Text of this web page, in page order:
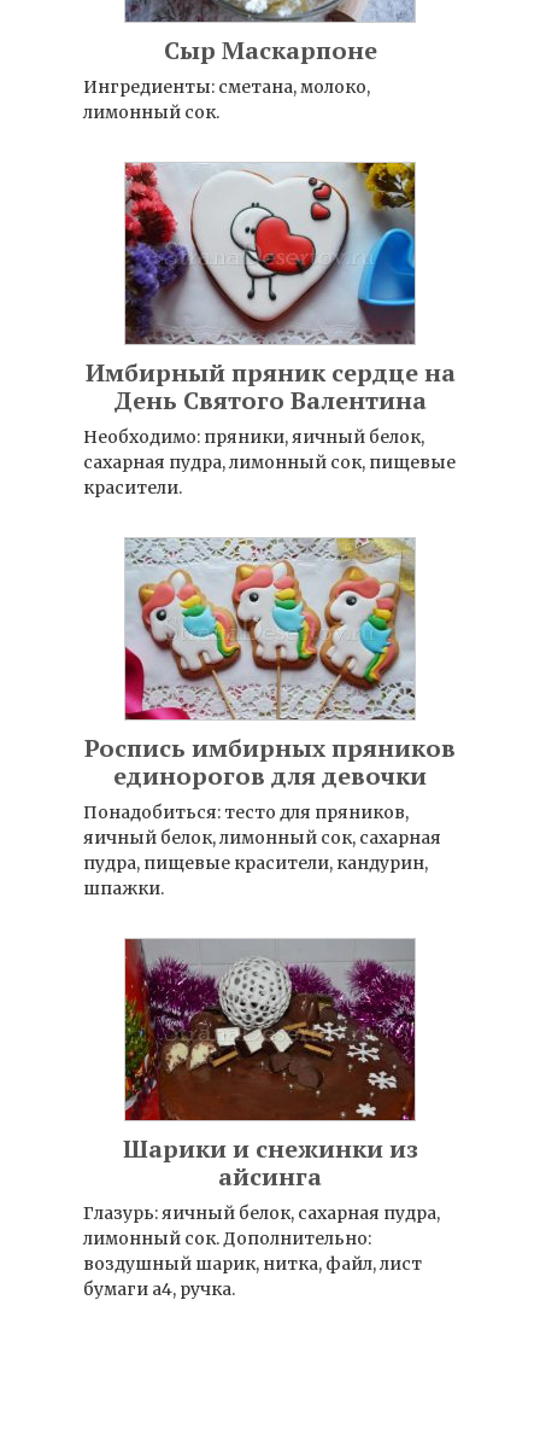
Сыр Маскарпоне
Ингредиенты: сметана, молоко,
лимонный сок.
Имбирный пряник сердце на
День Святого Валентина
Необходимо: пряники, яичный белок,
сахарная пудра, лимонный сок, пищевые
красители.
Роспись имбирных пряников
единорогов для девочки
Понадобиться: тесто для пряников,
яичный белок, лимонный сок, сахарная
пудра, пищевые красители, кандурин,
шпажки.
Шарики и снежинки из
айсинга
Глазурь: яичный белок, сахарная пудра,
лимонный сок. Дополнительно:
воздушный шарик, нитка, файл, лист
бумаги а4, ручка.